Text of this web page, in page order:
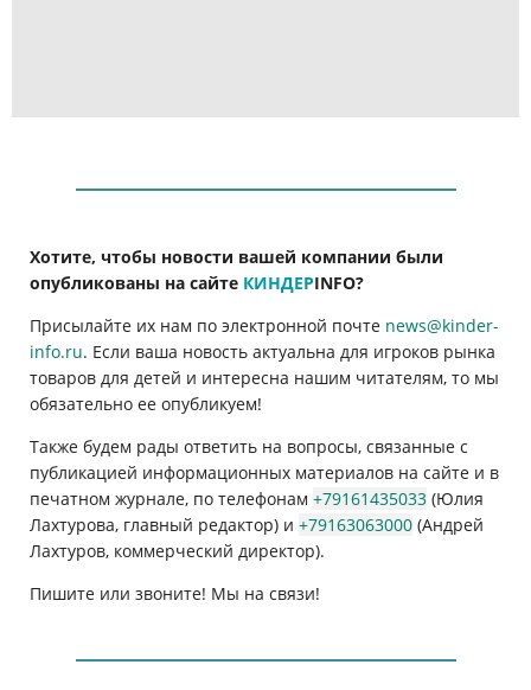
Хотите, чтобы новости вашей компании были
опубликованы на сайте КИНДЕРINFO?
Присылайте их нам по электронной почте news@kinder-
info.ru. Если ваша новость актуальна для игроков рынка
товаров для детей и интересна нашим читателям, то мы
обязательно ее опубликуем!
Также будем рады ответить на вопросы, связанные с
публикацией информационных материалов на сайте и в
печатном журнале, по телефонам +79161435033 (Юлия
Лахтурова, главный редактор) и +79163063000 (Андрей
Лахтуров, коммерческий директор).
Пишите или звоните! Мы на связи!